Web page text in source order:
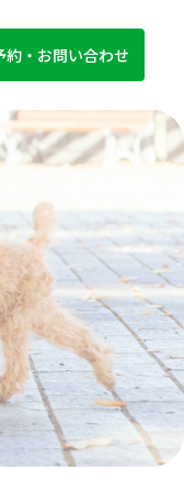
約・お問い合わせ